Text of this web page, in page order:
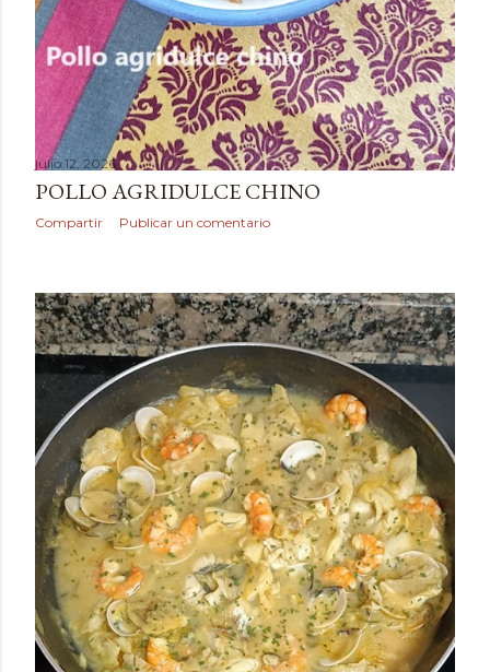
julio 12, 2026
POLLO AGRIDULCE CHINO
Compartir Publicar un comentario